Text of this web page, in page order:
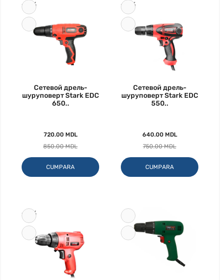
-15%
Сетевой дрель-
шуруповерт Stark EDC
650..
720.00 MDL
850.00 MDL
CUMPARA
-15%
Сетевой дрель-
шуруповерт Stark EDC
550..
640.00 MDL
750.00 MDL
CUMPARA
-19%